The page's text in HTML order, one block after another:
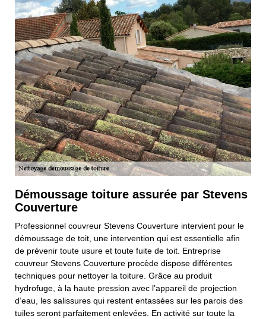
Démoussage toiture assurée par Stevens
Couverture
Professionnel couvreur Stevens Couverture intervient pour le
démoussage de toit, une intervention qui est essentielle afin
de prévenir toute usure et toute fuite de toit. Entreprise
couvreur Stevens Couverture procède dispose différentes
techniques pour nettoyer la toiture. Grâce au produit
hydrofuge, à la haute pression avec l’appareil de projection
d’eau, les salissures qui restent entassées sur les parois des
tuiles seront parfaitement enlevées. En activité sur toute la